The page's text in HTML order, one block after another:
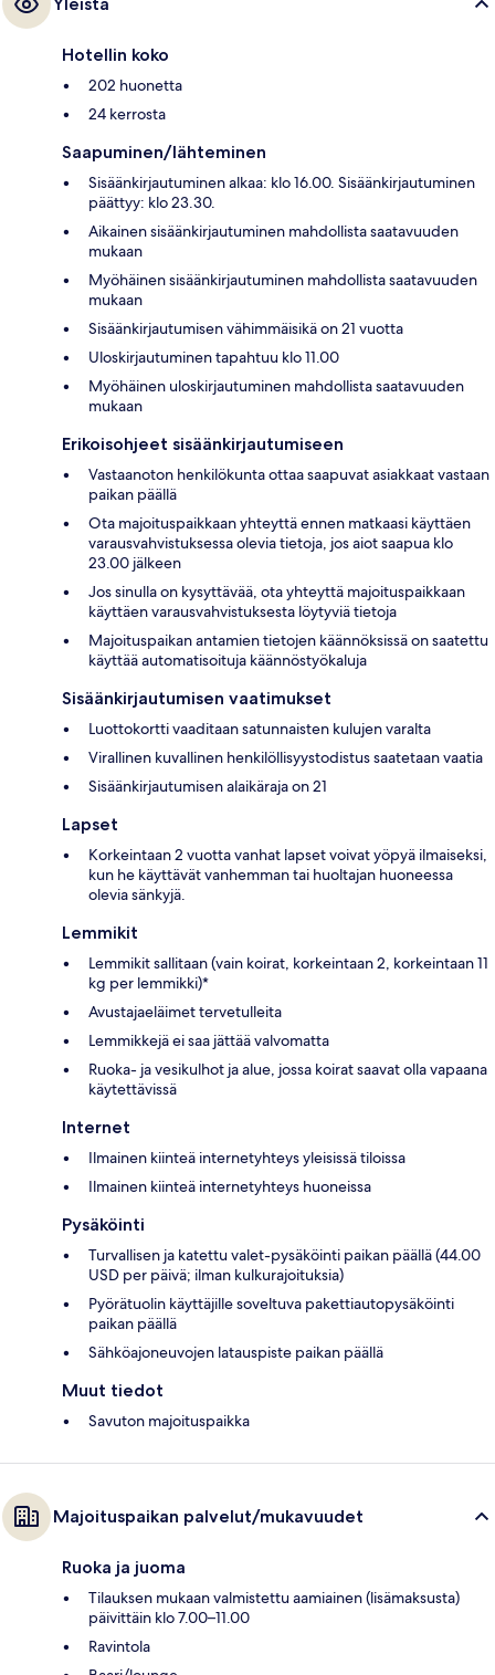
Hotellin koko
202 huonetta
24 kerrosta
Saapuminen/lähteminen
Sisäänkirjautuminen alkaa: klo 16.00. Sisäänkirjautuminen
päättyy: klo 23.30.
Aikainen sisäänkirjautuminen mahdollista saatavuuden
mukaan
Myöhäinen sisäänkirjautuminen mahdollista saatavuuden
mukaan
Sisäänkirjautumisen vähimmäisikä on 21 vuotta
Uloskirjautuminen tapahtuu klo 11.00
Myöhäinen uloskirjautuminen mahdollista saatavuuden
mukaan
Erikoisohjeet sisäänkirjautumiseen
Vastaanoton henkilökunta ottaa saapuvat asiakkaat vastaan
paikan päällä
Ota majoituspaikkaan yhteyttä ennen matkaasi käyttäen
varausvahvistuksessa olevia tietoja, jos aiot saapua klo
23.00 jälkeen
Jos sinulla on kysyttävää, ota yhteyttä majoituspaikkaan
käyttäen varausvahvistuksesta löytyviä tietoja
Majoituspaikan antamien tietojen käännöksissä on saatettu
käyttää automatisoituja käännöstyökaluja
Sisäänkirjautumisen vaatimukset
Luottokortti vaaditaan satunnaisten kulujen varalta
Virallinen kuvallinen henkilöllisyystodistus saatetaan vaatia
Sisäänkirjautumisen alaikäraja on 21
Lapset
Korkeintaan 2 vuotta vanhat lapset voivat yöpyä ilmaiseksi,
kun he käyttävät vanhemman tai huoltajan huoneessa
olevia sänkyjä.
Lemmikit
Lemmikit sallitaan (vain koirat, korkeintaan 2, korkeintaan 11
kg per lemmikki)*
Avustajaeläimet tervetulleita
Lemmikkejä ei saa jättää valvomatta
Ruoka- ja vesikulhot ja alue, jossa koirat saavat olla vapaana
käytettävissä
Internet
Ilmainen kiinteä internetyhteys yleisissä tiloissa
Ilmainen kiinteä internetyhteys huoneissa
Pysäköinti
Turvallisen ja katettu valet-pysäköinti paikan päällä (44.00
USD per päivä; ilman kulkurajoituksia)
Pyörätuolin käyttäjille soveltuva pakettiautopysäköinti
paikan päällä
Sähköajoneuvojen latauspiste paikan päällä
Muut tiedot
Savuton majoituspaikka
Majoituspaikan palvelut/mukavuudet
Ruoka ja juoma
Tilauksen mukaan valmistettu aamiainen (lisämaksusta)
päivittäin klo 7.00–11.00
Ravintola